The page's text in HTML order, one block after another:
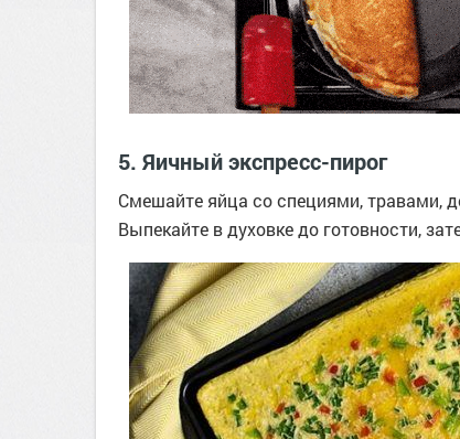
5. Яичный экспресс-пирог
Смешайте яйца со специями, травами,
Выпекайте в духовке до готовности,